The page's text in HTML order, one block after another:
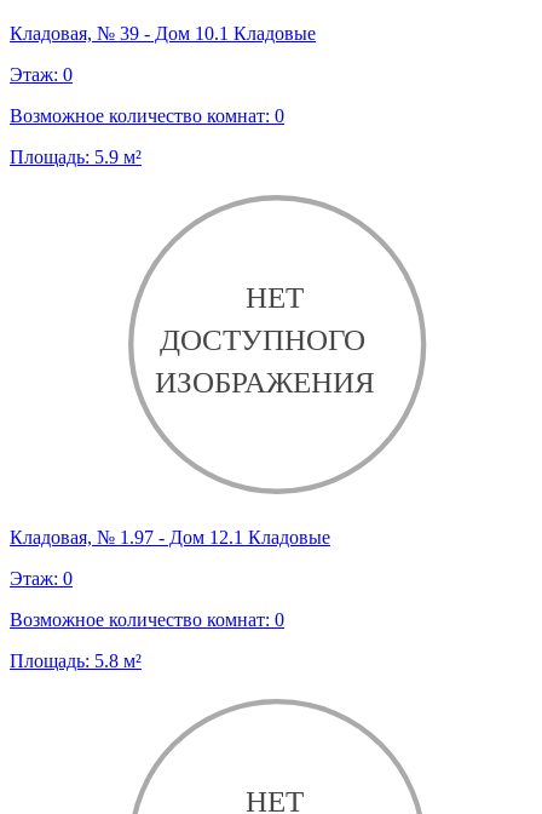
Кладовая, № 39 - Дом 10.1 Кладовые
Этаж: 0
Возможное количество комнат: 0
Площадь: 5.9 м²
Кладовая, № 1.97 - Дом 12.1 Кладовые
Этаж: 0
Возможное количество комнат: 0
Площадь: 5.8 м²